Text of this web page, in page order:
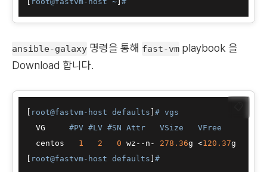
ansible-galaxy 명령을 통해 fast-vm playbook 을
Download 합니다.
root@fastvm-host defaults # vgs
  VG
#PV #LV #SN Attr   VSize   VFree
  centos
1 2 0 wz--n- 278.36g <120.37g
root@fastvm-host defaults #